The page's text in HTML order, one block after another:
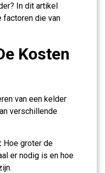
In dit artikel
factoren die van
Kosten
van een kelder
verschillende
Hoe groter de
er nodig is en hoe